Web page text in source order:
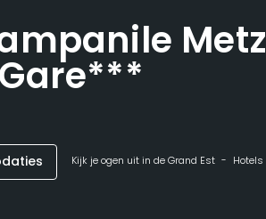
Metz
Kijk je ogen uit in de Grand Est Hotels